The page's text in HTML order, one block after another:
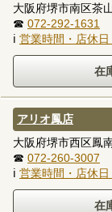
大阪府堺市南区茶
☎ 072-292-1631
ℹ 営業時間・店休
アリオ鳳店
大阪府堺市西区鳳
☎ 072-260-3007
ℹ 営業時間・店休